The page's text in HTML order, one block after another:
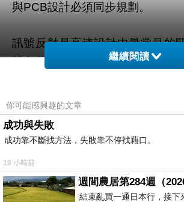
與PCB設計必須同步規劃。
訊號反射是高速設計中最常見的
號在傳輸路徑中遇到阻抗不連續
過大，或過孔設計不當，就容易
現象，對於 400G 以上的應用而
另一個常見問題是串擾，由於高
繼續閱讀
你可能感興趣的文章
成功與失敗
成功靠不斷找方法，失敗靠不停找藉口。
19 小時前
結束亂買一通日本行，接下